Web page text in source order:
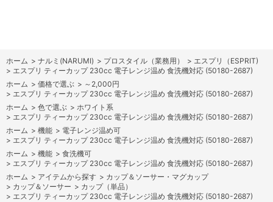
ホーム > ナルミ(NARUMI) > プロスタイル（業務用） > エスプリ（ESPRIT)
> エスプリ ティーカップ 230cc 電子レンジ温め 食洗機対応 (50180-2687)
ホーム > 価格で選ぶ > ～2,000円
> エスプリ ティーカップ 230cc 電子レンジ温め 食洗機対応 (50180-2687)
ホーム > 色で選ぶ > ホワイト系
> エスプリ ティーカップ 230cc 電子レンジ温め 食洗機対応 (50180-2687)
ホーム > 機能 > 電子レンジ温め可
> エスプリ ティーカップ 230cc 電子レンジ温め 食洗機対応 (50180-2687)
ホーム > 機能 > 食洗機可
> エスプリ ティーカップ 230cc 電子レンジ温め 食洗機対応 (50180-2687)
ホーム > アイテムから探す > カップ＆ソーサー・マグカップ
> カップ＆ソーサー > カップ（単品）
> エスプリ ティーカップ 230cc 電子レンジ温め 食洗機対応 (50180-2687)